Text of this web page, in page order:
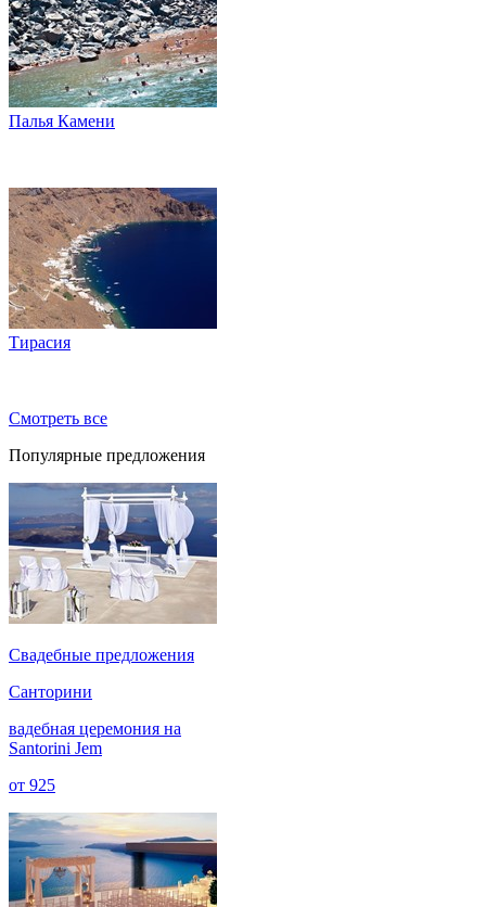
Палья Камени
Тирасия
Смотреть все
Популярные предложения
Cвадебные предложения
Санторини
вадебная церемония на
Santorini Jem
от 925